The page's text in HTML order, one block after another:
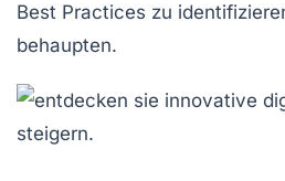
Best Practices zu
behaupten.